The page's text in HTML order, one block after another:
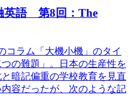
英語 第8回：The
コラム「大機小機」のタイ
の難題」。日本の生産性を
暗記偏重の学校教育を見直
容だったが、次のような記